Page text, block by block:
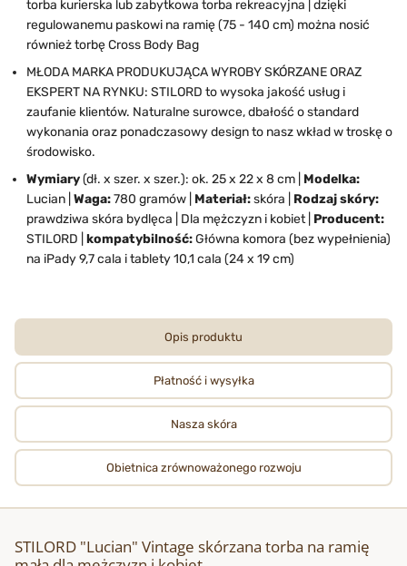
torba kurierska lub zabytkowa torba rekreacyjna | dzięki
regulowanemu paskowi na ramię (75 - 140 cm) można nosić
również torbę Cross Body Bag
MŁODA MARKA PRODUKUJĄCA WYROBY SKÓRZANE ORAZ
EKSPERT NA RYNKU: STILORD to wysoka jakość usług i
zaufanie klientów. Naturalne surowce, dbałość o standard
wykonania oraz ponadczasowy design to nasz wkład w troskę o
środowisko.
Wymiary(dł. x szer. x szer.): ok. 25 x 22 x 8 cm | Modelka:
Lucian | Waga:780 gramów | Materiał:skóra | Rodzaj skóry:
prawdziwa skóra bydlęca | Dla mężczyzn i kobiet | Producent:
STILORD | kompatybilność:Główna komora (bez wypełnienia)
na iPady 9,7 cala i tablety 10,1 cala (24 x 19 cm)
Opis produktu
Płatność i wysyłka
Nasza skóra
Obietnica zrównoważonego rozwoju
STILORD "Lucian" Vintage skórzana torba na ramię